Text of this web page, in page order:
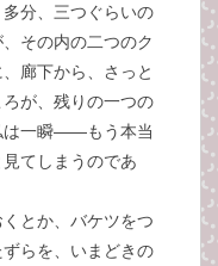
分、三つぐらいの
その内の二つのク
廊下から、さっと
が、残りの一つの
は一瞬――もう本当
てしまうのであ
とか、バケツをつ
らを、いまどきの